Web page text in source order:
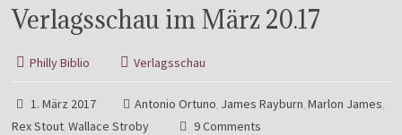
Verlagsschau im März 20.17
Philly Biblio Verlagsschau
1. März 2017 Antonio Ortuno James Rayburn ,Marlon James
Rex Stout ,Wallace Stroby 9 Comments